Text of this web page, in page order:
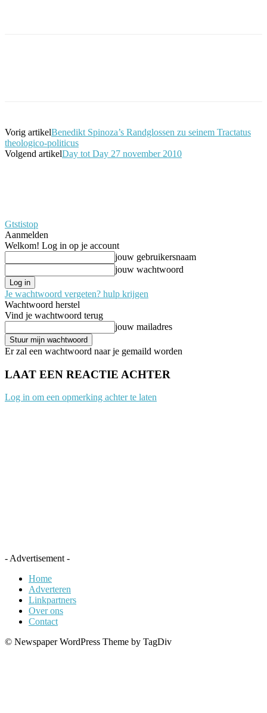
Vorig artikelBenedikt Spinoza’s Randglossen zu seinem Tractatus
theologico-politicus
Volgend artikelDay tot Day 27 november 2010
Gtstistop
Aanmelden
Welkom! Log in op je account
jouw gebruikersnaam
jouw wachtwoord
Je wachtwoord vergeten? hulp krijgen
Wachtwoord herstel
Vind je wachtwoord terug
jouw mailadres
Er zal een wachtwoord naar je gemaild worden
LAAT EEN REACTIE ACHTER
Log in om een opmerking achter te laten
- Advertisement -
Home
Adverteren
Linkpartners
Over ons
Contact
© Newspaper WordPress Theme by TagDiv